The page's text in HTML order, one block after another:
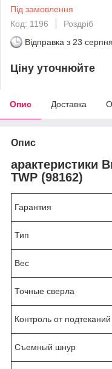
Під замовлення
Код: 1196
Роздріб
Відправка з 23
Ціну уточнюйте
Опис Доставка
Опис
арактеристики
TWP (98162)
Гарантия
Тип
Вес
Точные сверла
Контроль от подтеканий
Съемный шнур